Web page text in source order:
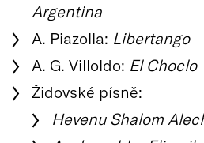
Argentina
A. Piazolla: Libertango
A. G. Villoldo: El Choclo
Židovské písně:
Hevenu Shalom